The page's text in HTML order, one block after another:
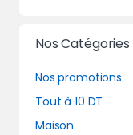
Nos Catégories
Nos promotions
Tout à 10 DT
Maison